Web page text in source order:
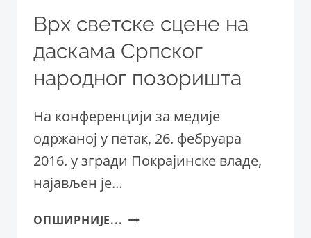
Врх светске сцене на
даскама Српског
народног позоришта
На конференцији за медије
одржаној у петак, 26. фебруара
2016. у згради Покрајинске владе,
најављен је…
ОПШИРНИЈЕ... ВРХ